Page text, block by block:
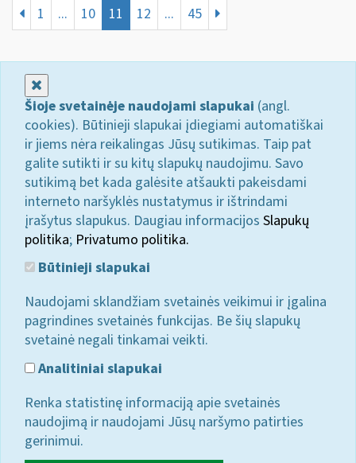
1 ... 10 11 12 ... 45
Šioje svetainėje naudojami slapukai (angl.
cookies). Būtinieji slapukai įdiegiami automatiškai
ir jiems nėra reikalingas Jūsų sutikimas. Taip pat
galite sutikti ir su kitų slapukų naudojimu. Savo
sutikimą bet kada galėsite atšaukti pakeisdami
interneto naršyklės nustatymus ir ištrindami
įrašytus slapukus. Daugiau informacijos Slapukų
politika; Privatumo politika.
Būtinieji slapukai
Naudojami sklandžiam svetainės veikimui ir įgalina
pagrindines svetainės funkcijas. Be šių slapukų
svetainė negali tinkamai veikti.
Analitiniai slapukai
Renka statistinę informaciją apie svetainės
naudojimą ir naudojami Jūsų naršymo patirties
gerinimui.